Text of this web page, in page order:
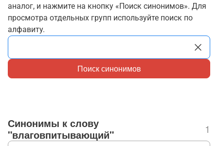
аналог, и нажмите на кнопку «Поиск синонимов». Для
просмотра отдельных групп используйте поиск по
алфавиту.
Поиск синонимов
Синонимы к слову
"влаговпитывающий"
1